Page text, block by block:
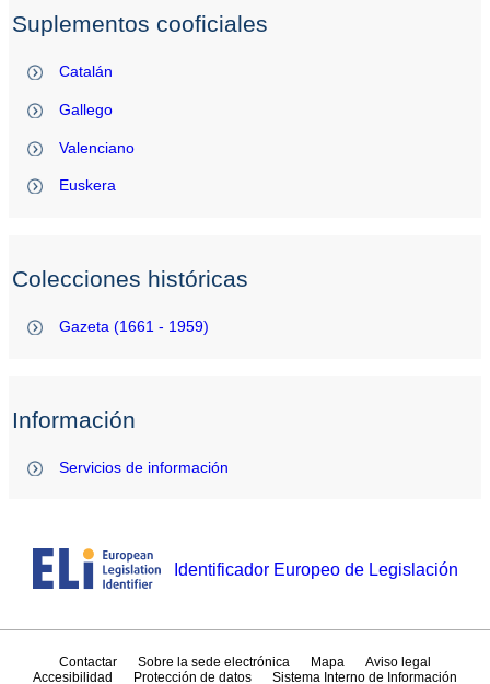
Suplementos cooficiales
Catalán
Gallego
Valenciano
Euskera
Colecciones históricas
Gazeta (1661 - 1959)
Información
Servicios de información
Identificador Europeo de Legislación
Contactar Sobre la sede electrónica Mapa
Aviso legal
Accesibilidad
Protección de datos Sistema Interno de Información